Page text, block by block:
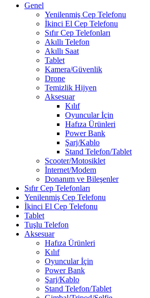
Genel
Yenilenmiş Cep Telefonu
İkinci El Cep Telefonu
Sıfır Cep Telefonları
Akıllı Telefon
Akıllı Saat
Tablet
Kamera/Güvenlik
Drone
Temizlik Hijyen
Aksesuar
Kılıf
Oyuncular İçin
Hafıza Ürünleri
Power Bank
Şarj/Kablo
Stand Telefon/Tablet
Scooter/Motosiklet
İnternet/Modem
Donanım ve Bileşenler
Sıfır Cep Telefonları
Yenilenmiş Cep Telefonu
İkinci El Cep Telefonu
Tablet
Tuşlu Telefon
Aksesuar
Hafıza Ürünleri
Kılıf
Oyuncular İçin
Power Bank
Şarj/Kablo
Stand Telefon/Tablet